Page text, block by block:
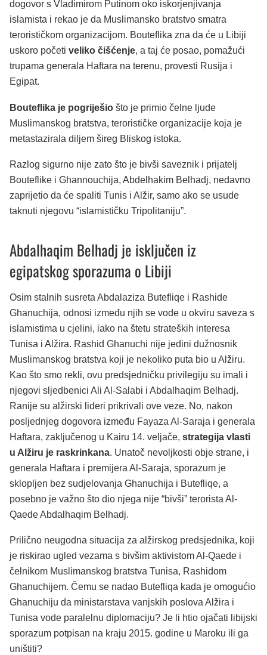
dogovor s Vladimirom Putinom oko iskorjenjivanja
islamista i rekao je da Muslimansko bratstvo smatra
terorističkom organizacijom. Bouteflika zna da će u Libiji
uskoro početi veliko čišćenje, a taj će posao, pomažući
trupama generala Haftara na terenu, provesti Rusija i
Egipat.
Bouteflika je pogriješio što je primio čelne ljude
Muslimanskog bratstva, terorističke organizacije koja je
metastazirala diljem šireg Bliskog istoka.
Razlog sigurno nije zato što je bivši saveznik i prijatelj
Bouteflike i Ghannouchija, Abdelhakim Belhadj, nedavno
zaprijetio da će spaliti Tunis i Alžir, samo ako se usude
taknuti njegovu “islamističku Tripolitaniju”.
Abdalhaqim Belhadj je isključen iz
egipatskog sporazuma o Libiji
Osim stalnih susreta Abdalaziza Butefliqe i Rashide
Ghanuchija, odnosi između njih se vode u okviru saveza s
islamistima u cjelini, iako na štetu strateških interesa
Tunisa i Alžira. Rashid Ghanuchi nije jedini dužnosnik
Muslimanskog bratstva koji je nekoliko puta bio u Alžiru.
Kao što smo rekli, ovu predsjedničku privilegiju su imali i
njegovi sljedbenici Ali Al-Salabi i Abdalhaqim Belhadj.
Ranije su alžirski lideri prikrivali ove veze. No, nakon
posljednjeg dogovora između Fayaza Al-Saraja i generala
Haftara, zaključenog u Kairu 14. veljače, strategija vlasti
u Alžiru je raskrinkana. Unatoč nevoljkosti obje strane, i
generala Haftara i premijera Al-Saraja, sporazum je
sklopljen bez sudjelovanja Ghanuchija i Butefliqe, a
posebno je važno što dio njega nije “bivši” terorista Al-
Qaede Abdalhaqim Belhadj.
Prilično neugodna situacija za alžirskog predsjednika, koji
je riskirao ugled vezama s bivšim aktivistom Al-Qaede i
čelnikom Muslimanskog bratstva Tunisa, Rashidom
Ghanuchijem. Čemu se nadao Butefliqa kada je omogućio
Ghanuchiju da ministarstava vanjskih poslova Alžira i
Tunisa vode paralelnu diplomaciju? Je li htio ojačati libijski
sporazum potpisan na kraju 2015. godine u Maroku ili ga
uništiti?